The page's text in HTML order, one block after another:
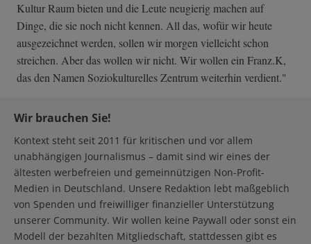
Kultur Raum bieten und die Leute neugierig machen auf
Dinge, die sie noch nicht kennen. All das, wofür wir heute
ausgezeichnet werden, sollen wir morgen vielleicht schon
streichen. Aber das wollen wir nicht. Wir wollen ein Franz.K,
das den Namen Soziokulturelles Zentrum weiterhin verdient."
Wir brauchen Sie!
Kontext steht seit 2011 für kritischen und vor allem
unabhängigen Journalismus – damit sind wir eines der
ältesten werbefreien und gemeinnützigen Non-Profit-
Medien in Deutschland. Unsere Redaktion lebt maßgeblich
von Spenden und freiwilliger finanzieller Unterstützung
unserer Community. Wir wollen keine Paywall oder sonst ein
Modell der bezahlten Mitgliedschaft, stattdessen gibt es